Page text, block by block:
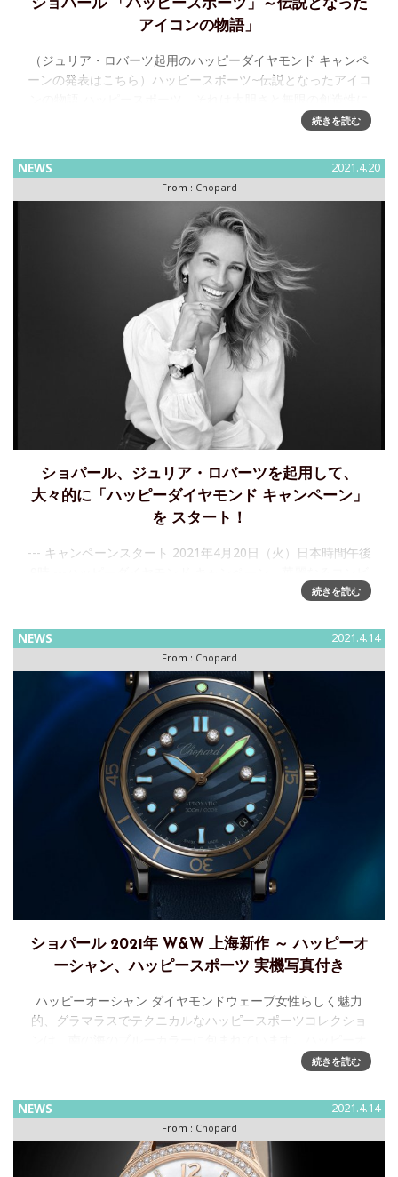
ショパール 「ハッピースポーツ」～伝説となった
アイコンの物語」
（ジュリア・ロバーツ起用のハッピーダイヤモンド キャンペ
ーンの発表はこちら）ハッピースポーツ~伝説となったアイコ
駆り立てられた若い女性の天才的着想。1993年、キャロライ
続きを読む
NEWS 2021.4.20
From : Chopard
ショパール、ジュリア・ロバーツを起用して、
大々的に「ハッピーダイヤモンド キャンペーン」
を スタート！
--- キャンペーンスタート 2021年4月20日（火）日本時間午後
ネーション：ジュリア・ロバーツとグザヴィエ・ドランが表
続きを読む
NEWS 2021.4.14
From : Chopard
ショパール 2021年 W&W 上海新作 ～ ハッピーオ
ーシャン、ハッピースポーツ 実機写真付き
ハッピーオーシャン ダイヤモンドウェーブ女性らしく魅力
的、グラマラスでテクニカルなハッピースポーツコレクショ
ーシャンは、その名にふさわしくブルーグレーカラーにウェ
続きを読む
NEWS 2021.4.14
From : Chopard